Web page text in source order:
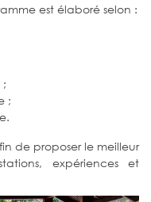
est élaboré selon :
;
de proposer le meilleur
expériences et